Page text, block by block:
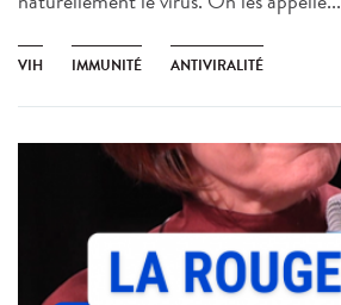
VIH IMMUNITÉ ANTIVIRALITÉ